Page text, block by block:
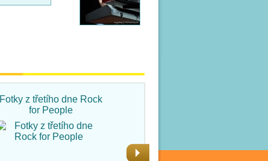
Fotky z třetího dne Rock
for People